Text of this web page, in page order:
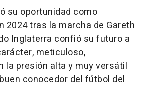
su oportunidad como
2024 tras la marcha de Gareth
Inglaterra confió su futuro a
meticuloso,
la presión alta y muy versátil
conocedor del fútbol del